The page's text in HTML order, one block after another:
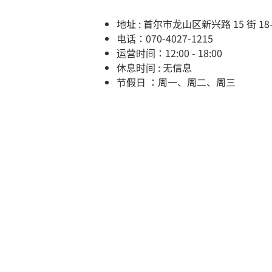
地址 : 首尔市龙山区新兴路 15 街
电话：070-4027-1215
运营时间：12:00 - 18:00
休息时间 : 无信息
节假日 ：周一、周二、周三